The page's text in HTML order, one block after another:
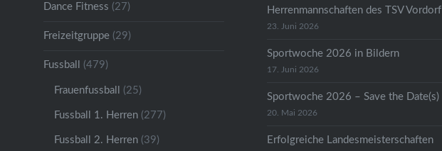
Dance Fitness (27)
Freizeitgruppe(29)
Fussball (479)
Frauenfussball (25)
Fussball 1. Herren(277)
Fussball 2. Herren(39)
Herrenmannschaften des TSV Vordorf
23. Juni 2026
Sportwoche 2026 in Bildern
17. Juni 2026
Sportwoche 2026 – Save the Date(s)
20. Mai 2026
Erfolgreiche Landesmeisterschaften